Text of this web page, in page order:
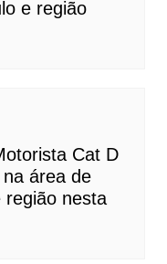
e região
Cat D
área de
região nesta